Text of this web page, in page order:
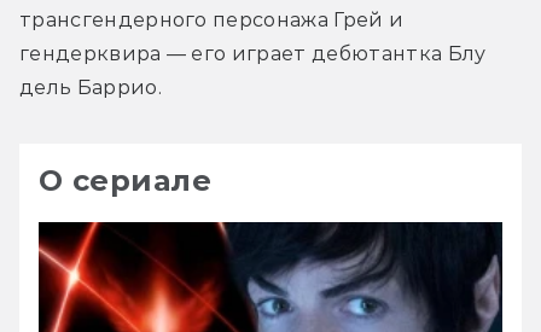
трансгендерного персонажа Грей и
гендерквира — его играет дебютантка Блу
дель Баррио.
О сериале